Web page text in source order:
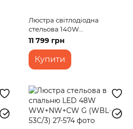
Люстра світлодіодна
стельова 140W
WW+NW+CW WH/G (WBL-
11 799 грн
Купити